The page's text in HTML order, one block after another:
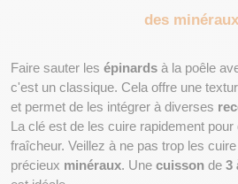
des
Faire sauter les épinards à la poêle
c'est un classique. Cela offre une
et permet de les intégrer à diverses
La clé est de les cuire rapidement
fraîcheur. Veillez à ne pas trop les
précieux minéraux. Une cuisson de 3